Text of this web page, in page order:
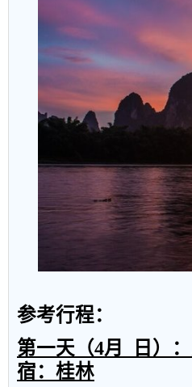
参考行程：
第一天（4月 日）：
宿：桂林